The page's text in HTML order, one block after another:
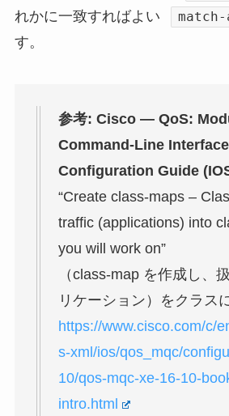
れかに一致すればよい
match-
す。
参考: Cisco — QoS:
Command-Line Interface
Configuration Guide
“Create class-maps –
traffic (applications) into
you will work on”
（class-map を作成し、
リケーション）をクラス
https://www.cisco.com/c/
s-xml/ios/qos_mqc/
10/qos-mqc-xe-16-10-
intro.html